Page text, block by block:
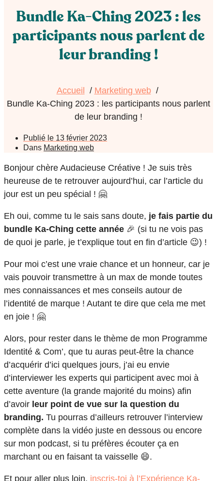
Bundle Ka-Ching 2023 : les
participants nous parlent de
leur branding !
Accueil
Marketing web
Bundle Ka-Ching 2023 : les participants nous parlent
de leur branding !
Publié le 13 février 2023
Dans Marketing web
Bonjour chère Audacieuse Créative ! Je suis très
heureuse de te retrouver aujourd’hui, car l’article du
jour est un peu spécial ! 🤗
Eh oui, comme tu le sais sans doute, je fais partie du
bundle Ka-Ching cette année 🎉 (si tu ne vois pas
de quoi je parle, je t’explique tout en fin d’article 😉) !
Pour moi c’est une vraie chance et un honneur, car je
vais pouvoir transmettre à un max de monde toutes
mes connaissances et mes conseils autour de
l’identité de marque ! Autant te dire que cela me met
en joie ! 🤗
Alors, pour rester dans le thème de mon Programme
Identité & Com’, que tu auras peut-être la chance
d’acquérir d’ici quelques jours, j’ai eu envie
d’interviewer les experts qui participent avec moi à
cette aventure (la grande majorité du moins) afin
d’avoir leur point de vue sur la question du
branding. Tu pourras d’ailleurs retrouver l’interview
complète dans la vidéo juste en dessous ou encore
sur mon podcast, si tu préfères écouter ça en
marchant ou en faisant ta vaisselle 😄.
Et pour aller plus loin, inscris-toi à l’Expérience Ka-